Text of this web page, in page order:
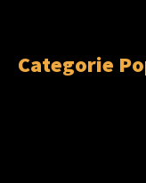
Categorie